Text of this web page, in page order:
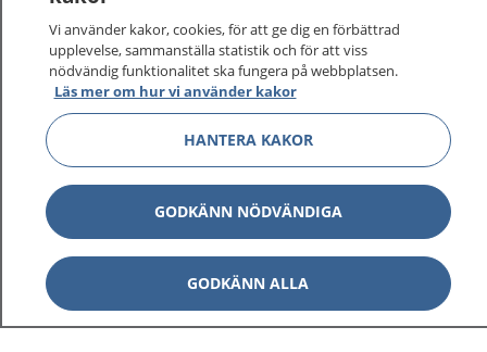
Vi använder kakor, cookies, för att ge dig en förbättrad
upplevelse, sammanställa statistik och för att viss
nödvändig funktionalitet ska fungera på webbplatsen.
Läs mer om hur vi använder kakor
HANTERA KAKOR
GODKÄNN NÖDVÄNDIGA
GODKÄNN ALLA